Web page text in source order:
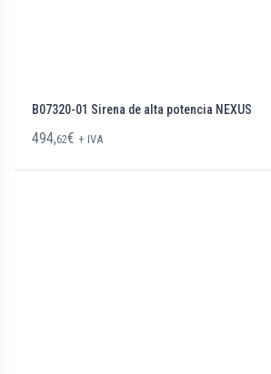
B07320-01 Sirena de alta potencia NEXUS
494,62€ + IVA